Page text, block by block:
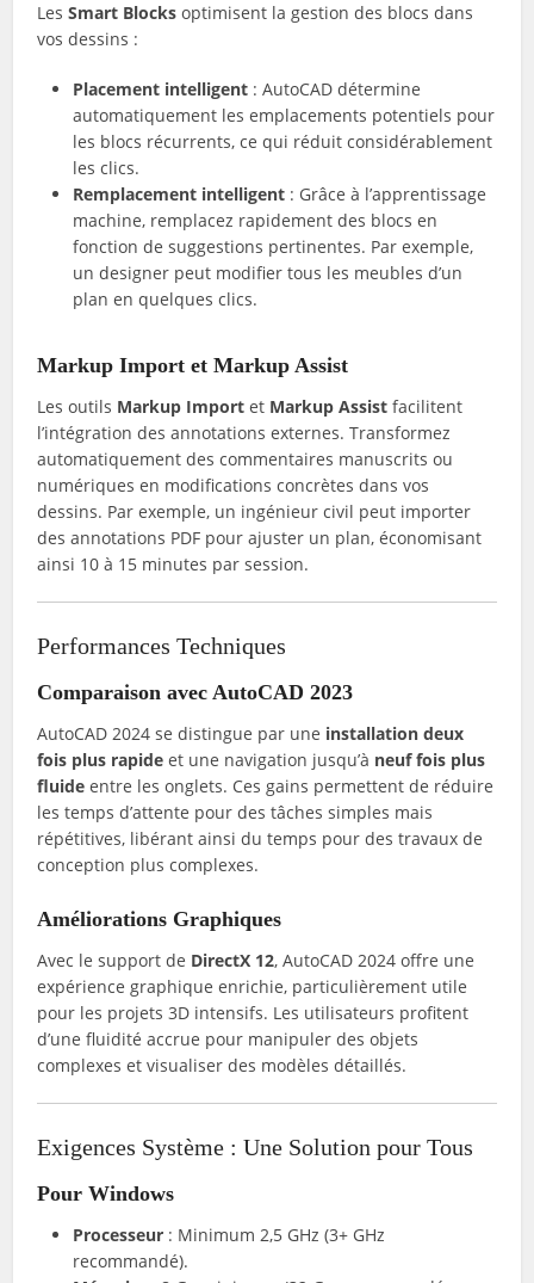
LesSmart Blocks optimisent la gestion des blocs dans
vos dessins :
Placement intelligent : AutoCAD détermine
automatiquement les emplacements potentiels pour
les blocs récurrents, ce qui réduit considérablement
les clics.
Remplacement intelligent : Grâce à l’apprentissage
machine, remplacez rapidement des blocs en
fonction de suggestions pertinentes. Par exemple,
un designer peut modifier tous les meubles d’un
plan en quelques clics.
Markup Import et Markup Assist
Les outils Markup Import et Markup Assist facilitent
l’intégration des annotations externes. Transformez
automatiquement des commentaires manuscrits ou
numériques en modifications concrètes dans vos
dessins. Par exemple, un ingénieur civil peut importer
des annotations PDF pour ajuster un plan, économisant
ainsi 10 à 15 minutes par session.
Performances Techniques
Comparaison avec AutoCAD 2023
AutoCAD 2024 se distingue par une installation deux
fois plus rapide et une navigation jusqu’à neuf fois plus
fluide entre les onglets. Ces gains permettent de réduire
les temps d’attente pour des tâches simples mais
répétitives, libérant ainsi du temps pour des travaux de
conception plus complexes.
Améliorations Graphiques
Avec le support de DirectX 12, AutoCAD 2024 offre une
expérience graphique enrichie, particulièrement utile
pour les projets 3D intensifs. Les utilisateurs profitent
d’une fluidité accrue pour manipuler des objets
complexes et visualiser des modèles détaillés.
Exigences Système : Une Solution pour Tous
Pour Windows
Processeur : Minimum 2,5 GHz (3+ GHz
recommandé).